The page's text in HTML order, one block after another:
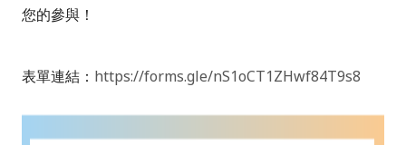
您的參與！
表單連結： https://forms.gle/nS1oCT1ZHwf84T9s8